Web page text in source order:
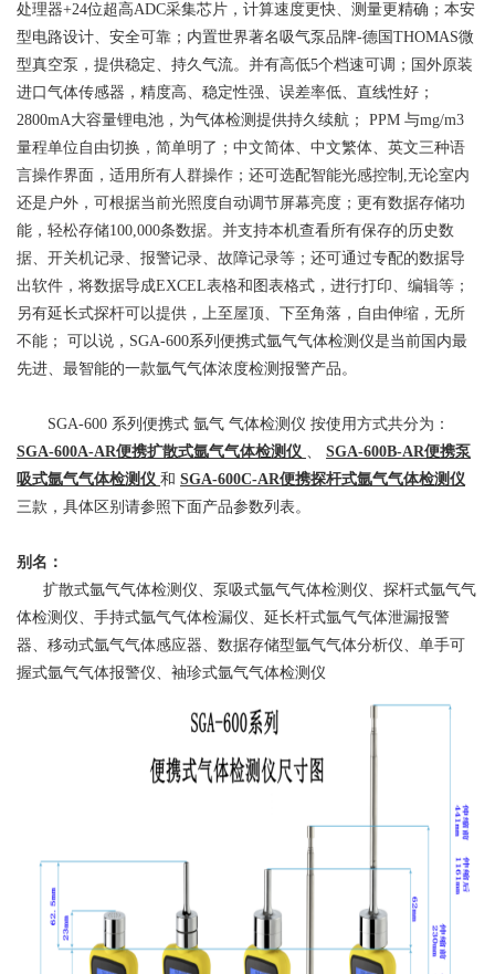
处理器+24位超高ADC采集芯片，计算速度更快、测量更精确；本安
型电路设计、安全可靠；内置世界著名吸气泵品牌-德国THOMAS微
型真空泵，提供稳定、持久气流。并有高低5个档速可调；国外原装
进口气体传感器，精度高、稳定性强、误差率低、直线性好；
2800mA大容量锂电池，为气体检测提供持久续航； PPM 与mg/m3
量程单位自由切换，简单明了；中文简体、中文繁体、英文三种语
言操作界面，适用所有人群操作；还可选配智能光感控制,无论室内
还是户外，可根据当前光照度自动调节屏幕亮度；更有数据存储功
能，轻松存储100,000条数据。并支持本机查看所有保存的历史数
据、开关机记录、报警记录、故障记录等；还可通过专配的数据导
出软件，将数据导成EXCEL表格和图表格式，进行打印、编辑等；
另有延长式探杆可以提供，上至屋顶、下至角落，自由伸缩，无所
不能；
可以说，SGA-600系列便携式氩气气体检测仪是当前国内最
先进、最智能的一款氩气气体浓度检测报警产品。
SGA-600 系列便携式 氩气 气体检测仪 按使用方式共分为：
SGA-600A-AR便携扩散式氩气气体检测仪 、
SGA-600B-AR便携泵
吸式氩气气体检测仪 和 SGA-600C-AR便携探杆式氩气气体检测仪
三款，具体区别请参照下面产品参数列表。
别名：
扩散式氩气气体检测仪、泵吸式氩气气体检测仪、探杆式氩气气
体检测仪、手持式氩气气体检漏仪、延长杆式氩气气体泄漏报警
器、移动式氩气气体感应器、数据存储型氩气气体分析仪、单手可
握式氩气气体报警仪、袖珍式氩气气体检测仪